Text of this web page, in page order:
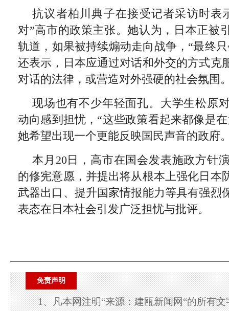
抗议者柏川典子在接受记者采访时表
对”高市的政策主张。她认为，日本正被
轨道，如果被持续煽动走向战争，“最终
还表示，日本应通过对话和外交的方式克
对话的法律，或营造对外强硬的社会氛围
现场也有不少年轻面孔。大学生松原
动向感到担忧，“这些政策看起来都像是
她希望出现一个更能反映国民声音的政府
本月20日，高市在国会发表施政方针
的修宪意愿，并提出将从根本上强化日本
武器出口、提升国家情报能力等具有强烈
表态在日本社会引发广泛担忧与批评。
免责声明
1、凡本网注明“来源：建瓯新闻网“的所有